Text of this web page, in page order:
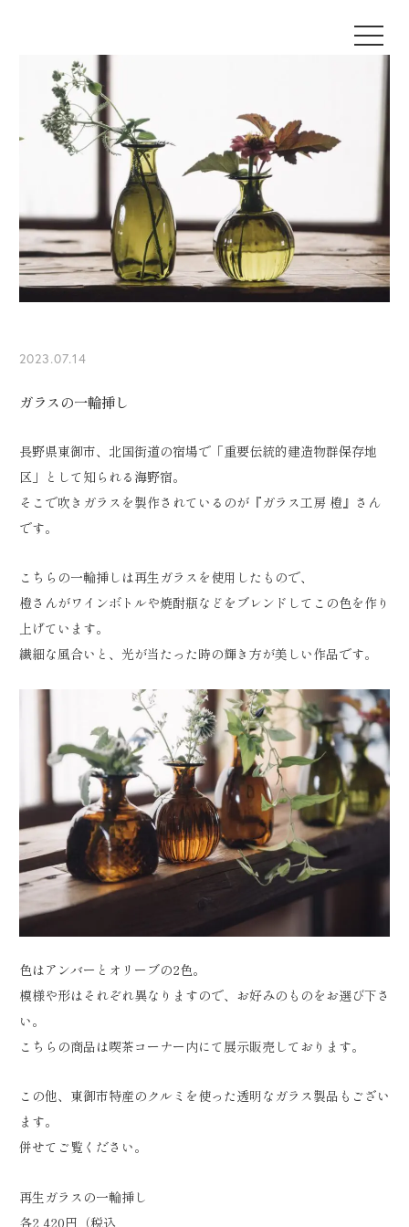
2023.07.14
ガラスの一輪挿し
長野県東御市、北国街道の宿場で「重要伝統的建造物群保存地
区」として知られる海野宿。
そこで吹きガラスを製作されているのが『ガラス工房 橙』さん
です。
こちらの一輪挿しは再生ガラスを使用したもので、
橙さんがワインボトルや焼酎瓶などをブレンドしてこの色を作り
上げています。
繊細な風合いと、光が当たった時の輝き方が美しい作品です。
色はアンバーとオリーブの2色。
模様や形はそれぞれ異なりますので、お好みのものをお選び下さ
い。
こちらの商品は喫茶コーナー内にて展示販売しております。
この他、東御市特産のクルミを使った透明なガラス製品もござい
ます。
併せてご覧ください。
再生ガラスの一輪挿し
各2,420円（税込